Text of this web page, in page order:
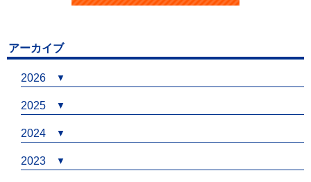
アーカイブ
2026
2025
2024
2023